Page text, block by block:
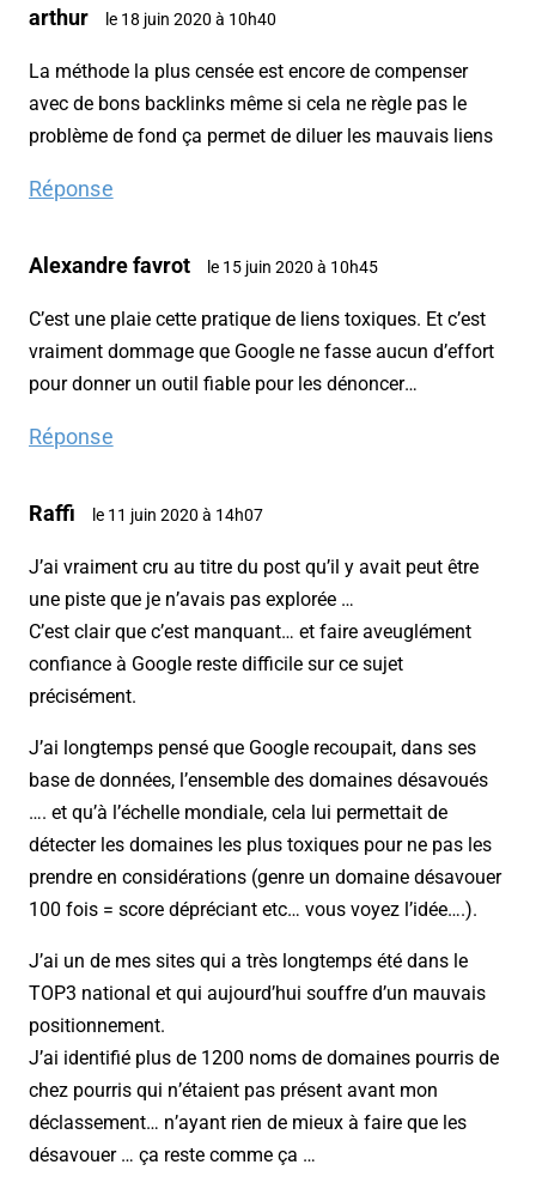
arthur le 18 juin 2020 à 10h40
La méthode la plus censée est encore de compenser
avec de bons backlinks même si cela ne règle pas le
problème de fond ça permet de diluer les mauvais liens
Réponse
Alexandre favrot le 15 juin 2020 à 10h45
C’est une plaie cette pratique de liens toxiques. Et c’est
vraiment dommage que Google ne fasse aucun d’effort
pour donner un outil fiable pour les dénoncer…
Réponse
Raffi le 11 juin 2020 à 14h07
J’ai vraiment cru au titre du post qu’il y avait peut être
une piste que je n’avais pas explorée …
C’est clair que c’est manquant… et faire aveuglément
confiance à Google reste difficile sur ce sujet
précisément.
J’ai longtemps pensé que Google recoupait, dans ses
base de données, l’ensemble des domaines désavoués
…. et qu’à l’échelle mondiale, cela lui permettait de
détecter les domaines les plus toxiques pour ne pas les
prendre en considérations (genre un domaine désavouer
100 fois = score dépréciant etc… vous voyez l’idée….).
J’ai un de mes sites qui a très longtemps été dans le
TOP3 national et qui aujourd’hui souffre d’un mauvais
positionnement.
J’ai identifié plus de 1200 noms de domaines pourris de
chez pourris qui n’étaient pas présent avant mon
déclassement… n’ayant rien de mieux à faire que les
désavouer … ça reste comme ça …